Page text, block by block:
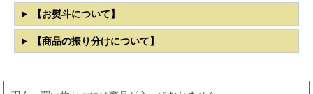
【お熨斗について】
【商品の振り分けについて】